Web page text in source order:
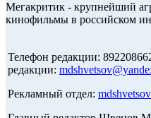
Мегакритик - крупнейший
кинофильмы в российском
Телефон редакции:
редакции:
Рекламный отдел: